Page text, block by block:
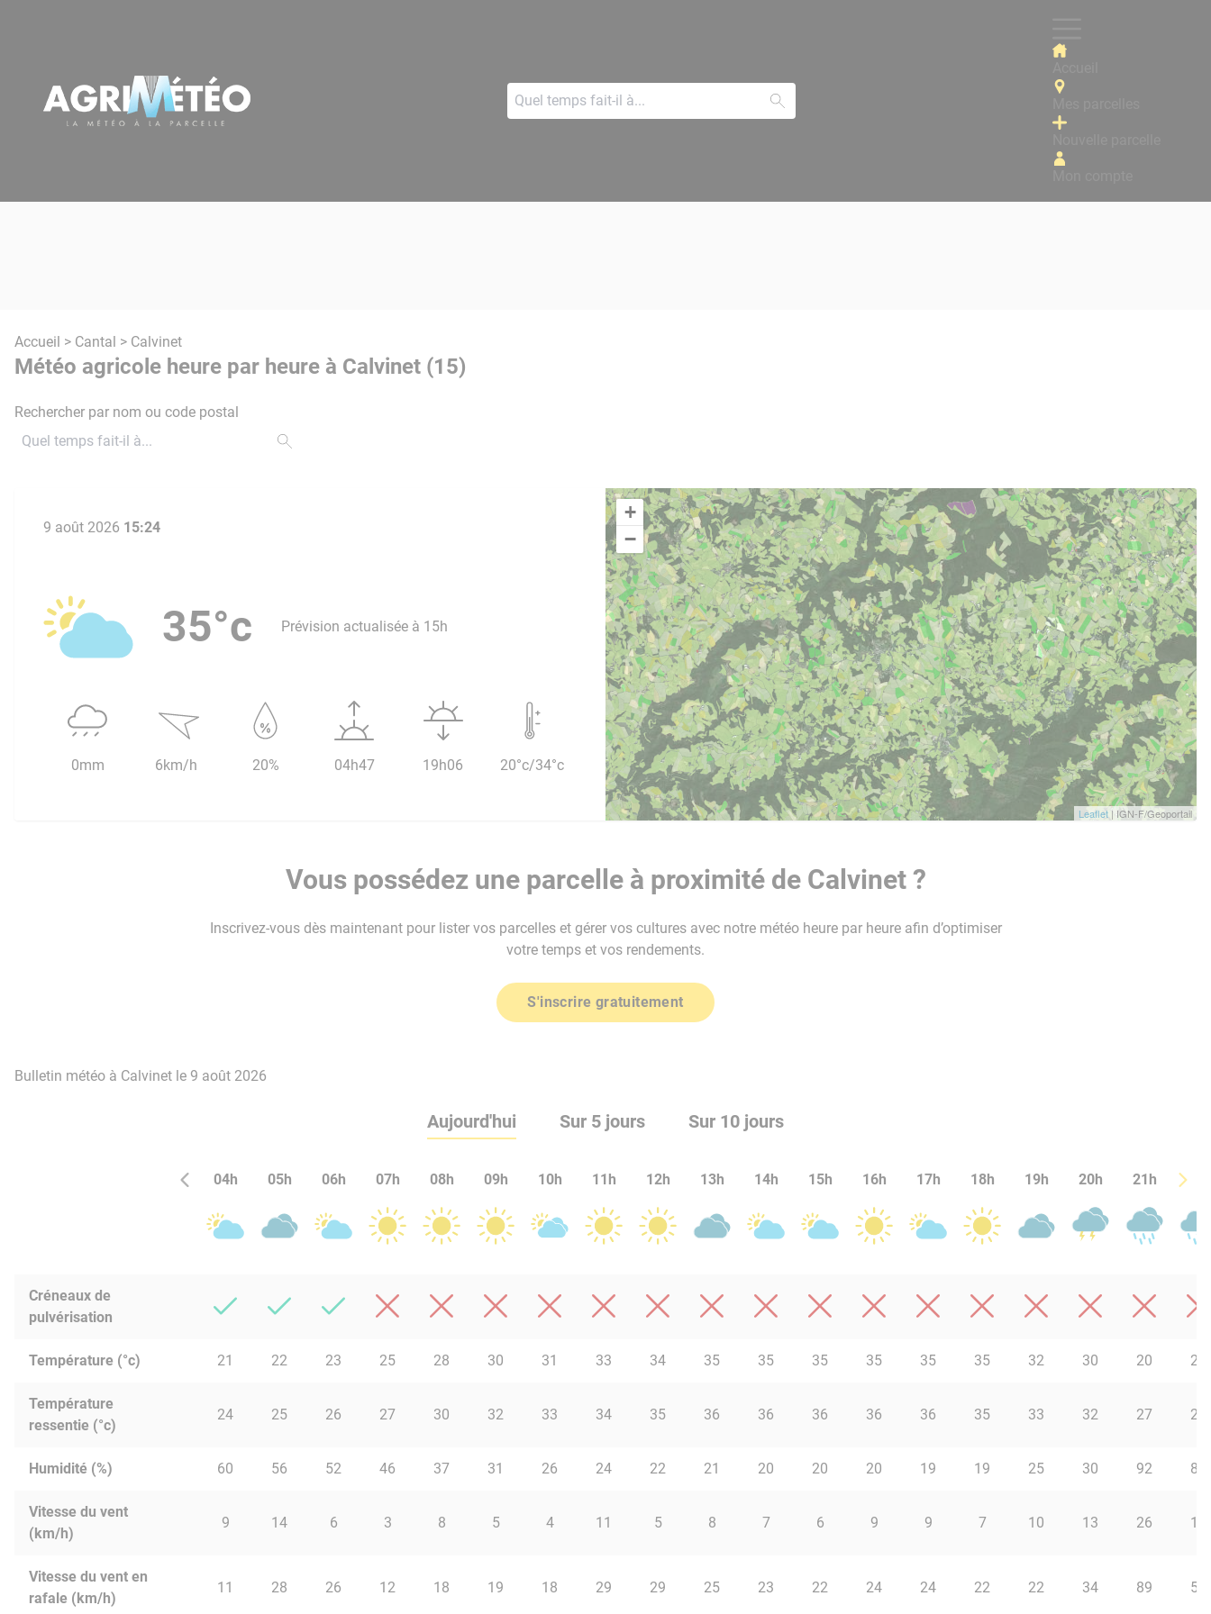
Accueil > Cantal > Calvinet
Météo agricole heure par heure à Calvinet (15)
Rechercher par nom ou code postal
+
−
Leaflet | IGN-F/Geoportail
9 août 2026 15:24
35°c Prévision actualisée à 15h
0mm 6km/h 20% 04h47 19h06 20°c/34°c
Vous possédez une parcelle à proximité de Calvinet ?
Inscrivez-vous dès maintenant pour lister vos parcelles et gérer vos cultures avec notre météo heure par heure afin d’optimiser
votre temps et vos rendements.
S'inscrire gratuitement
Bulletin météo à Calvinet le 9 août 2026
Aujourd'hui Sur 5 jours Sur 10 jours
04h 05h 06h 07h 08h 09h 10h 11h 12h 13h 14h 15h 16h 17h 18h 19h 20h 21h 22h
Créneaux de
pulvérisation
Température (°c) 21 22 23 25 28 30 31 33 34 35 35 35 35 35 35 32 30 20 20
Température
ressentie (°c)
24 25 26 27 30 32 33 34 35 36 36 36 36 36 35 33 32 27 26
Humidité (%) 60 56 52 46 37 31 26 24 22 21 20 20 20 19 19 25 30 92 87
Vitesse du vent
(km/h)
9 14 6 3 8 5 4 11 5 8 7 6 9 9 7 10 13 26 13
Vitesse du vent en
rafale (km/h)
11 28 26 12 18 19 18 29 29 25 23 22 24 24 22 22 34 89 53